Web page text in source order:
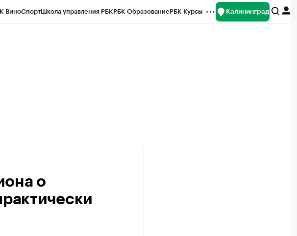
ВиноСпортШкола управления РБКРБК ОбразованиеРБК Курсы Калининград
о